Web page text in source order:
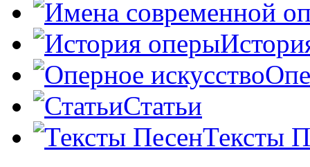
Статьи
Тексты